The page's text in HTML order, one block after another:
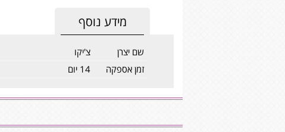
מידע נוסף
שם יצרן
צ'יקו
זמן אספקה
14 יום